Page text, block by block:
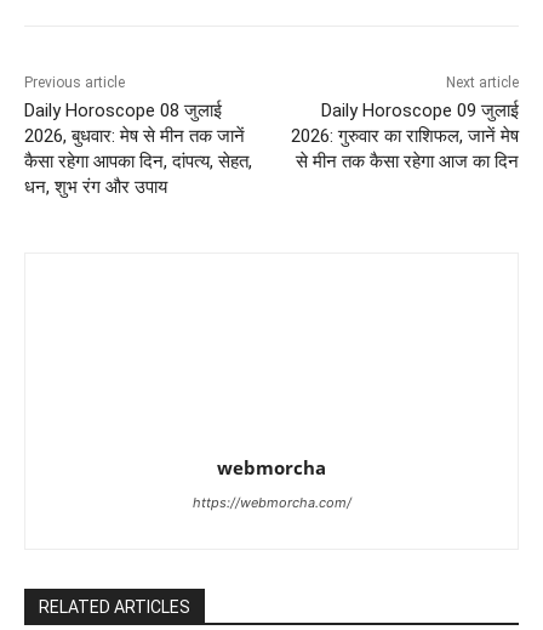
Previous article
Daily Horoscope 08 जुलाई
2026, बुधवार: मेष से मीन तक जानें
कैसा रहेगा आपका दिन, दांपत्य, सेहत,
धन, शुभ रंग और उपाय
Next article
Daily Horoscope 09 जुलाई
2026: गुरुवार का राशिफल, जानें मेष
से मीन तक कैसा रहेगा आज का दिन
webmorcha
https://webmorcha.com/
RELATED ARTICLES